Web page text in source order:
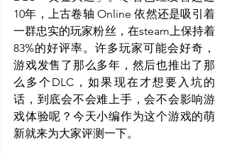
10年，上古卷轴 Online 依然还是吸引着
一群忠实的玩家粉丝，在steam上保持着
83%的好评率。许多玩家可能会好奇，
游戏发售了那么多年，然后也推出了那
么多个DLC，如果现在才想要入坑的
话，到底会不会难上手，会不会影响游
戏体验呢？今天小编作为这个游戏的萌
新就来为大家评测一下。